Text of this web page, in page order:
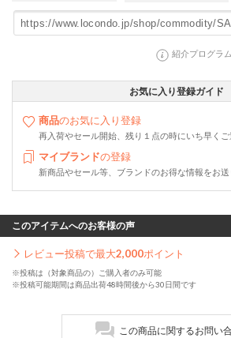
紹介プログラ
お気に入り登録ガイド
商品のお気に入り登録
再入荷やセール開始、残り１点の時にいち早く
マイブランドの登録
新商品やセール等、ブランドのお得な情報をお送
このアイテムへのお客様の声
レビュー投稿で最大2,000ポイント
※投稿は（対象商品の）ご購入者のみ可能
※投稿可能期間は商品出荷48時間後から30日間です
この商品に関するお問い